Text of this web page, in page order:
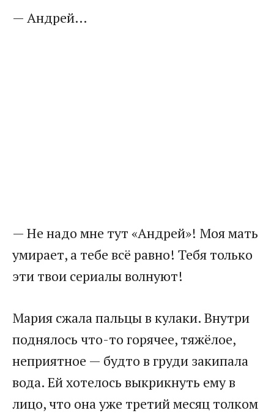
— Андрей…
— Не надо мне тут «Андрей»! Моя мать
умирает, а тебе всё равно! Тебя только
эти твои сериалы волнуют!
Мария сжала пальцы в кулаки. Внутри
поднялось что-то горячее, тяжёлое,
неприятное — будто в груди закипала
вода. Ей хотелось выкрикнуть ему в
лицо, что она уже третий месяц толком